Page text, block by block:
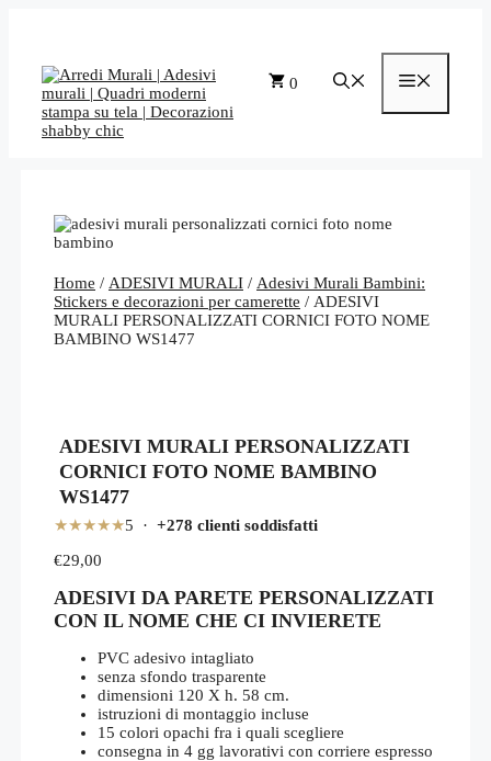
0
Home / ADESIVI MURALI / Adesivi Murali Bambini:
Stickers e decorazioni per camerette / ADESIVI
MURALI PERSONALIZZATI CORNICI FOTO NOME
BAMBINO WS1477
ADESIVI MURALI PERSONALIZZATI
CORNICI FOTO NOME BAMBINO
WS1477
★★★★★5 · +278 clienti soddisfatti
€29,00
ADESIVI DA PARETE PERSONALIZZATI
CON IL NOME CHE CI INVIERETE
PVC adesivo intagliato
senza sfondo trasparente
dimensioni 120 X h. 58 cm.
istruzioni di montaggio incluse
15 colori opachi fra i quali scegliere
consegna in 4 gg lavorativi con corriere espresso